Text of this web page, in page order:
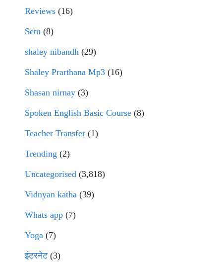
Reviews (16)
Setu (8)
shaley nibandh (29)
Shaley Prarthana Mp3 (16)
Shasan nirnay (3)
Spoken English Basic Course (8)
Teacher Transfer (1)
Trending (2)
Uncategorised (3,818)
Vidnyan katha (39)
Whats app (7)
Yoga (7)
इंटरनेट(3)